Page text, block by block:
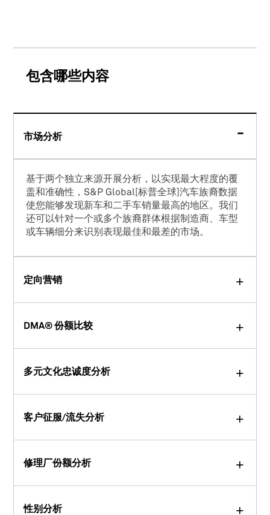
包含哪些内容
市场分析
基于两个独立来源开展分析，以实现最大程度的覆
盖和准确性，S&P Global[标普全球]汽车族裔数据
使您能够发现新车和二手车销量最高的地区。我们
还可以针对一个或多个族裔群体根据制造商、车型
或车辆细分来识别表现最佳和最差的市场。
定向营销
DMA® 份额比较
多元文化忠诚度分析
客户征服/流失分析
修理厂份额分析
性别分析